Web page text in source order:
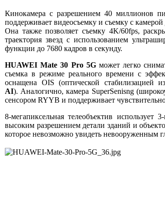
Кинокамера с разрешением 40 миллионов
поддерживает видеосъемку и съемку с
Она также позволяет съемку 4K/60fps,
траектория звезд с использованием
функции до 7680 кадров в секунду.
HUAWEI Mate 30 Pro 5Gможет легко
съемка в режиме реального времени с
оснащена OIS (оптической стабилизацией
AI). Аналогично, камера SuperSenisng
сенсором RYYB и поддерживает
8-мегапиксельная телеобъектив
высоким разрешением детали зданий и
которое невозможно увидеть невооруженным